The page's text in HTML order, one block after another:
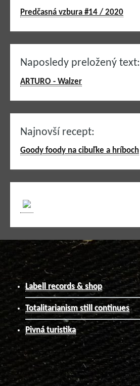
Predčasná vzbura #14 / 2020
Naposledy preložený text:
ARTURO - Walzer
Najnovší recept:
Goody foody na cibuľke a hríboch
Labell records & shop
Totalitarianism still continues
Pivná turistika